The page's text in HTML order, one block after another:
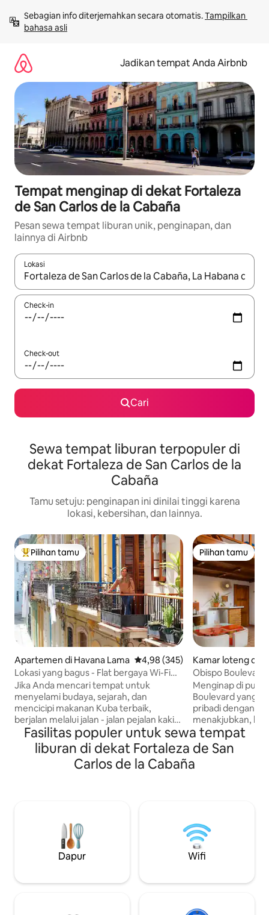
langsung
lihat
Sebagian info diterjemahkan secara otomatis. Tampilkan
bahasa asli
Jadikan tempat Anda Airbnb
Tempat menginap di dekat Fortaleza
de San Carlos de la Cabaña
Pesan sewa tempat liburan unik, penginapan, dan
lainnya di Airbnb
Lokasi
Jika hasil yang dicari tersedia, telusuri dengan tombol panah
Check-in
Check-out
Cari
Sewa tempat liburan terpopuler di
dekat Fortaleza de San Carlos de la
Cabaña
Tamu setuju: penginapan ini dinilai tinggi karena
lokasi, kebersihan, dan lainnya.
Pilihan tamu terpopuler
Pilihan tamu
Apartemen di Havana Lama Nilai rata-rata 4,98 dari 5, 345
4,98 (345)
Lokasi yang bagus - Flat bergaya Wi-Fi
Gratis
Jika Anda mencari tempat untuk
menyelami budaya, sejarah, dan
mencicipi makanan Kuba terbaik,
berjalan melalui jalan - jalan pejalan kaki
dengan arsitektur kolonial yang kaya,
Anda akan menyukai tempat kami. Kami
hanya beberapa langkah dari tempat
kota ini didirikan, el Templete, la Catedral
dan elegan, sangat cocok untuk
keluarga dan teman - teman.
Pilihan tamu
Pilihan tamu
Kamar loteng di
a
Obispo
GRATIS)
Menginap di
Boulevard yang
pribadi dengan
menakjubkan,
dan rasakan
autentik. Berkat
pemadaman
berlangsung
membuat Anda
rumah. Pesan
yang terbaik dari
Fasilitas populer untuk sewa tempat
liburan di dekat Fortaleza de San
Carlos de la Cabaña
Dapur Wifi